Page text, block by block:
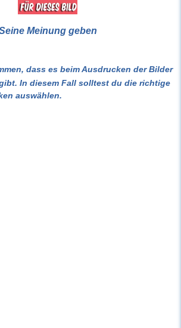
Meinung geben
dass es beim Ausdrucken der Bilder
In diesem Fall solltest du die richtige
auswählen.